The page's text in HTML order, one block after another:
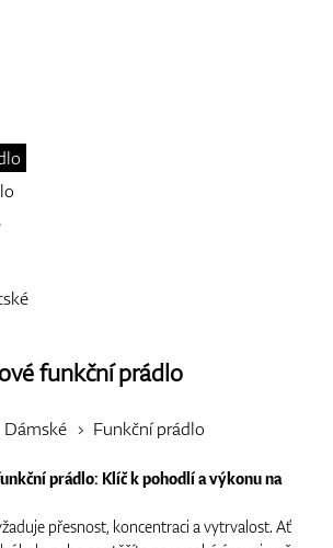
Bagy
Vozíky
funkční prádlo
Dámské Funkční prádlo
prádlo: Klíč k pohodlí a výkonu na
přesnost, koncentraci a vytrvalost. Ať